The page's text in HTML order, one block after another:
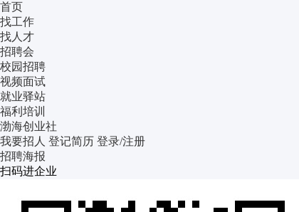
首页
找工作
找人才
招聘会
校园招聘
视频面试
就业驿站
福利培训
渤海创业社
我要招人 登记简历 登录/注册
招聘海报
扫码进企业